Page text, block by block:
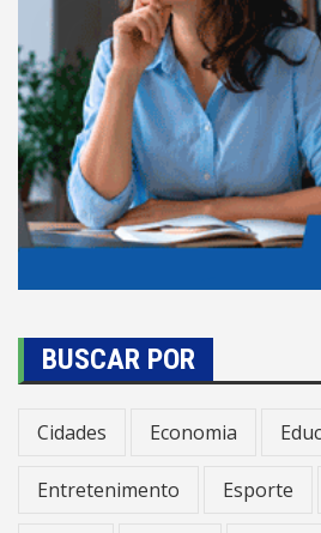
BUSCAR POR
Cidades Economia
Entretenimento Esporte